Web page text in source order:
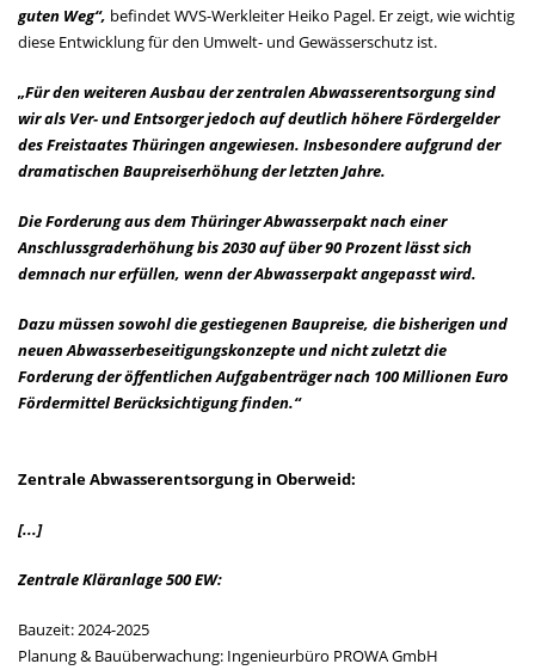
guten Weg“, befindet WVS-Werkleiter Heiko Pagel. Er zeigt, wie wichtig
diese Entwicklung für den Umwelt- und Gewässerschutz ist.
„Für den weiteren Ausbau der zentralen Abwasserentsorgung sind
wir als Ver- und Entsorger jedoch auf deutlich höhere Fördergelder
des Freistaates Thüringen angewiesen. Insbesondere aufgrund der
dramatischen Baupreiserhöhung der letzten Jahre.
Die Forderung aus dem Thüringer Abwasserpakt nach einer
Anschlussgraderhöhung bis 2030 auf über 90 Prozent lässt sich
demnach nur erfüllen, wenn der Abwasserpakt angepasst wird.
Dazu müssen sowohl die gestiegenen Baupreise, die bisherigen und
neuen Abwasserbeseitigungskonzepte und nicht zuletzt die
Forderung der öffentlichen Aufgabenträger nach 100 Millionen Euro
Fördermittel Berücksichtigung finden.“
Zentrale Abwasserentsorgung in Oberweid:
[...]
Zentrale Kläranlage 500 EW:
Bauzeit: 2024-2025
Planung & Bauüberwachung: Ingenieurbüro PROWA GmbH